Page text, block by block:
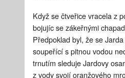
Když se čtveřice vracela z
bojujíc se zákeřnými
Předpoklad byl, že se
soupeřící s pitnou vodou
trnutím sleduje Jardovy
z vody svojí oranžového